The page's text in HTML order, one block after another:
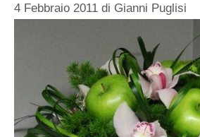
4 Febbraio 2011 di Gianni Puglisi